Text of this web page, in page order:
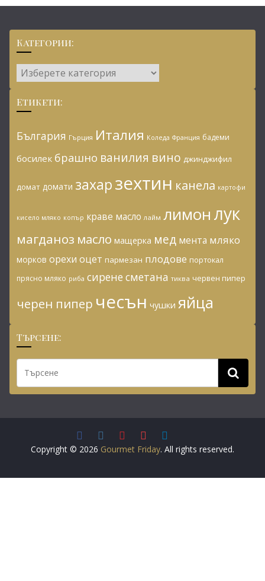
Категории:
Категории:
Етикети:
България Гърция Италия Коледа Франция бадеми
босилек брашно ванилия вино джинджифил
домат домати захарзехтин канела картофи
кисело мляко копър краве масло лайм лимонлук
магданоз масло мащерка мед мента мляко
морков орехи оцет пармезан плодове портокал
прясно мляко риба сирене сметана тиква червен пипер
черен пипер чесън чушки яйца
Търсене:
Copyright © 2026 Gourmet Friday. All rights reserved.